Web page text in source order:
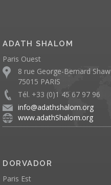
ADATH SHALOM
Paris Ouest
8 rue George-Bernard Shaw
75015 PARIS
Tél. +33 (0)1 45 67 97 96
info@adathshalom.org
www.adathShalom.org
DORVADOR
Paris Est